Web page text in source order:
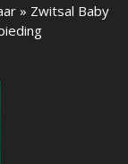
» Zwitsal Baby